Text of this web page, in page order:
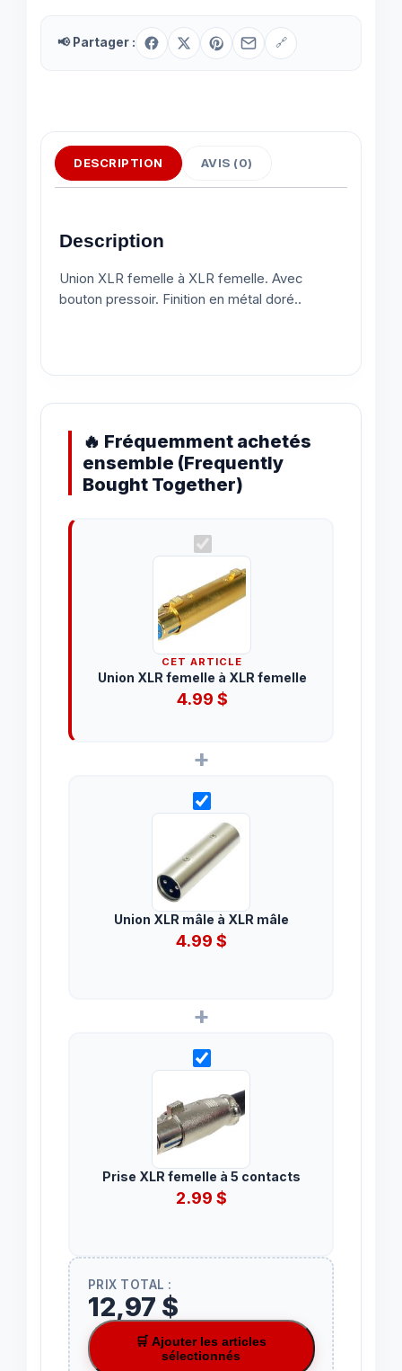
📢 Partager : 🔗
DESCRIPTION AVIS (0)
Description
Union XLR femelle à XLR femelle. Avec
bouton pressoir. Finition en métal doré..
🔥 Fréquemment achetés
ensemble (Frequently
Bought Together)
CET ARTICLE
Union XLR femelle à XLR femelle
4.99 $
+
Union XLR mâle à XLR mâle
4.99 $
+
Prise XLR femelle à 5 contacts
2.99 $
PRIX TOTAL :
12,97 $
🛒 Ajouter les articles
sélectionnés